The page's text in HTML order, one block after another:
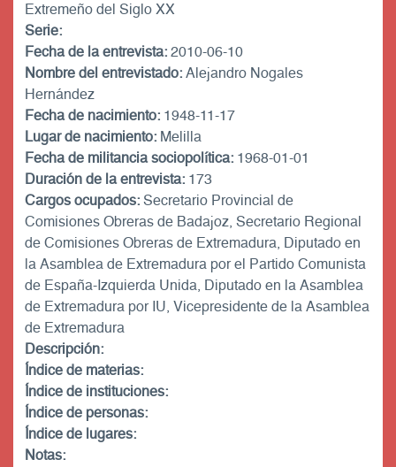
Extremeño del Siglo XX
Serie:
Fecha de la entrevista:2010-06-10
Nombre del entrevistado:Alejandro Nogales
Hernández
Fecha de nacimiento:1948-11-17
Lugar de nacimiento:Melilla
Fecha de militancia sociopolítica:1968-01-01
Duración de la entrevista:173
Cargos ocupados:Secretario Provincial de
Comisiones Obreras de Badajoz, Secretario Regional
de Comisiones Obreras de Extremadura, Diputado en
la Asamblea de Extremadura por el Partido Comunista
de España-Izquierda Unida, Diputado en la Asamblea
de Extremadura por IU, Vicepresidente de la Asamblea
de Extremadura
Descripción:
Índice de materias:
Índice de instituciones:
Índice de personas:
Índice de lugares:
Notas: